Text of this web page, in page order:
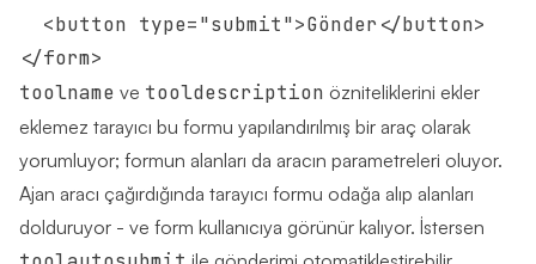
  <button type="submit">Gönder</button>
toolname ve tooldescription özniteliklerini ekler
eklemez tarayıcı bu formu yapılandırılmış bir araç olarak
yorumluyor; formun alanları da aracın parametreleri oluyor.
Ajan aracı çağırdığında tarayıcı formu odağa alıp alanları
dolduruyor - ve form kullanıcıya görünür kalıyor. İstersen